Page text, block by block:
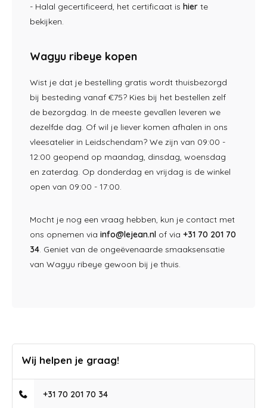
- Halal gecertificeerd, het certificaat is hier te
bekijken.
Wagyu ribeye kopen
Wist je dat je bestelling gratis wordt thuisbezorgd
bij besteding vanaf €75? Kies bij het bestellen zelf
de bezorgdag. In de meeste gevallen leveren we
dezelfde dag. Of wil je liever komen afhalen in ons
vleesatelier in Leidschendam? We zijn van 09:00 -
12:00 geopend op maandag, dinsdag, woensdag
en zaterdag. Op donderdag en vrijdag is de winkel
open van 09:00 - 17:00.
Mocht je nog een vraag hebben, kun je contact met
ons opnemen via info@lejean.nl of via +31 70 201 70
34. Geniet van de ongeëvenaarde smaaksensatie
van Wagyu ribeye gewoon bij je thuis.
Wij helpen je graag!
+31 70 201 70 34